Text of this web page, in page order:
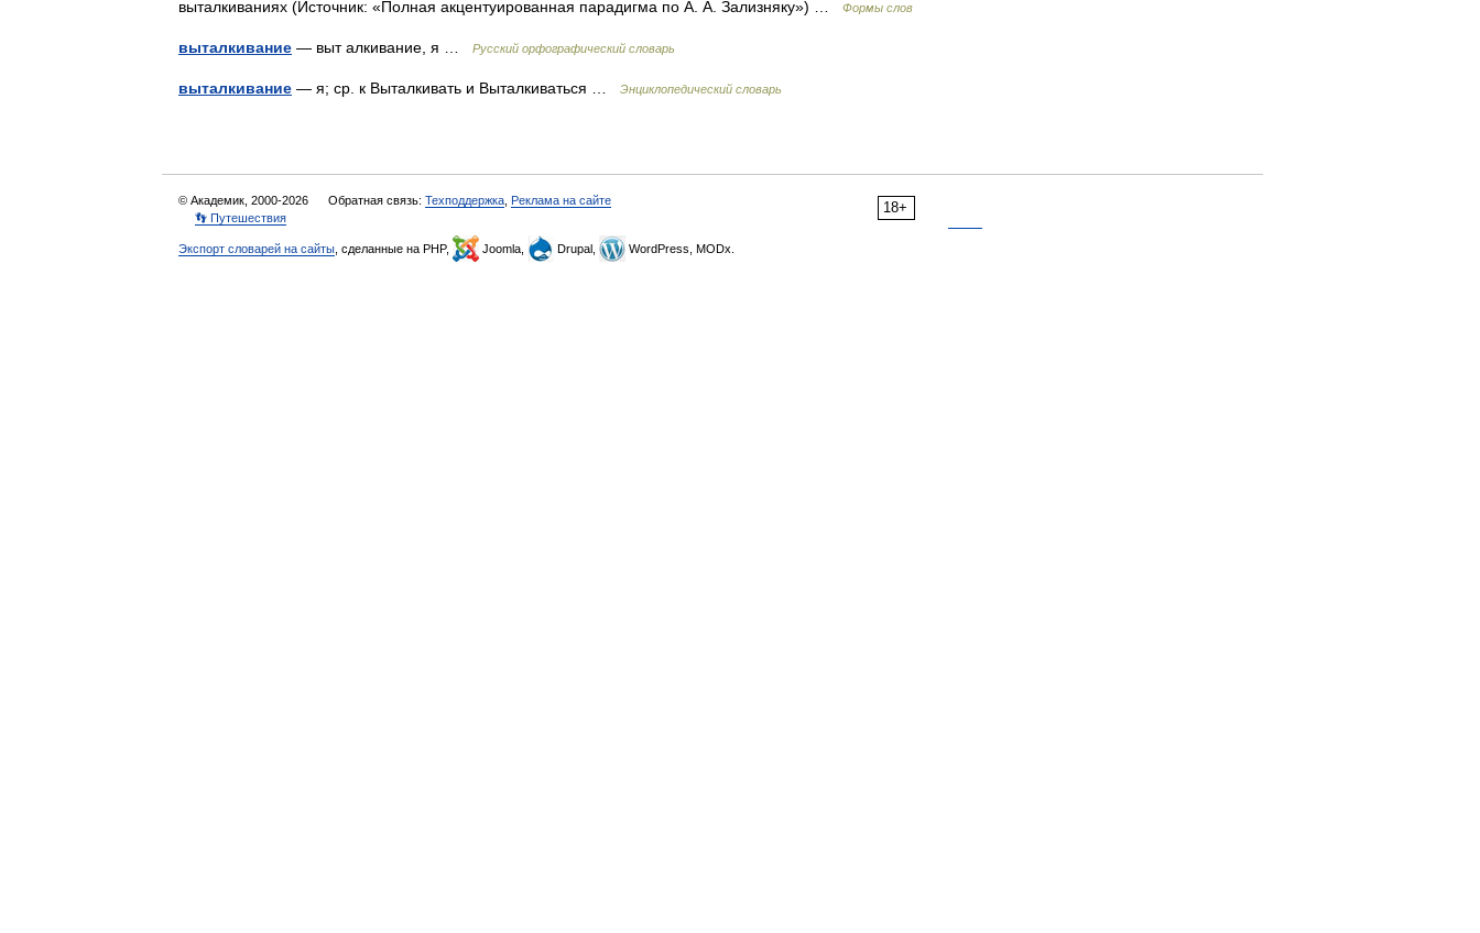
выталкиваниях (Источник: «Полная акцентуированная парадигма по А. А. Зализняку») …
Формы слов
выталкивание — выт алкивание, я … Русский орфографический словарь
выталкивание — я; ср. к Выталкивать и Выталкиваться … Энциклопедический словарь
18+
© Академик, 2000-2026 Обратная связь: Техподдержка Реклама на сайте
👣 Путешествия
Экспорт словарей на сайты , сделанные на PHP, Joomla, Drupal, WordPress, MODx.